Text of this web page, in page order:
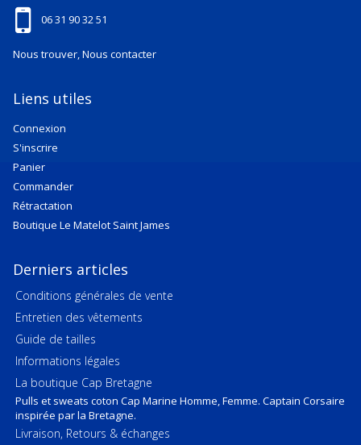
06 31 90 32 51
Nous trouver, Nous contacter
Liens utiles
Connexion
S'inscrire
Panier
Commander
Rétractation
Boutique Le Matelot Saint James
Derniers articles
Conditions générales de vente
Entretien des vêtements
Guide de tailles
Informations légales
La boutique Cap Bretagne
Pulls et sweats coton Cap Marine Homme, Femme. Captain Corsaire
inspirée par la Bretagne.
Livraison, Retours & échanges